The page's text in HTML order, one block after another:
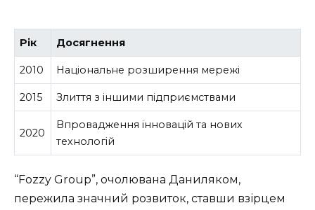
Рік Досягнення
2010 Національне розширення мережі
2015 Злиття з іншими підприємствами
2020
Впровадження інновацій та нових
технологій
“Fozzy Group”, очолювана Даниляком,
пережила значний розвиток, ставши взірцем